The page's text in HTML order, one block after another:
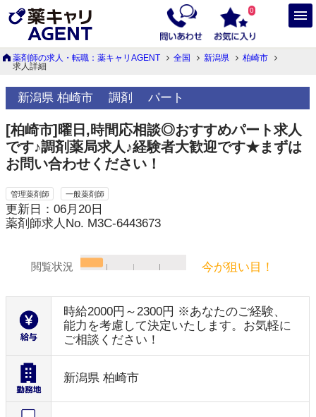
0
薬剤師の求人・転職：薬キャリAGENT 全国 新潟県
柏崎市
求人詳細
新潟県 柏崎市 調剤 パート
[柏崎市]曜日,時間応相談◎おすすめパート求人
です♪調剤薬局求人♪経験者大歓迎です★まずは
お問い合わせください！
管理薬剤師 一般薬剤師
更新日：06月20日
薬剤師求人No. M3C-6443673
閲覧状況 今が狙い目！
時給2000円～2300円 ※あなたのご経験、
能力を考慮して決定いたします。お気軽に
ご相談ください！
新潟県 柏崎市